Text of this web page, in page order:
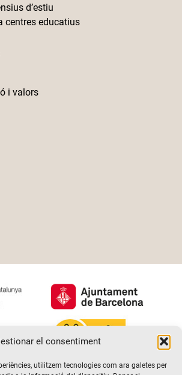
el consentiment
utilitzem tecnologies com ara galetes per
d’estiu
centres educatius
i valors